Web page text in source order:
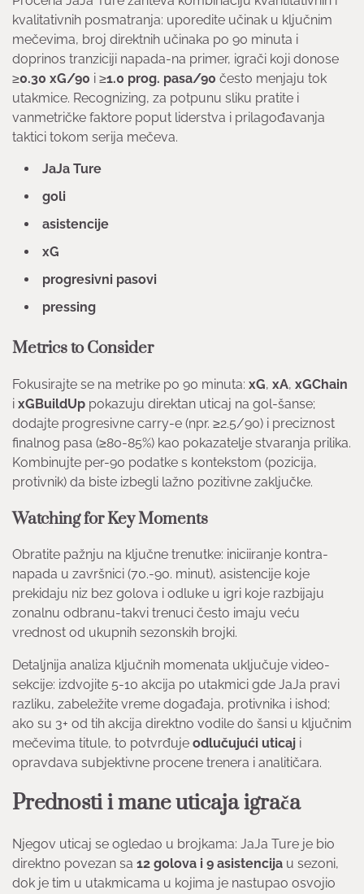
kvalitativnih posmatranja: uporedite učinak u ključnim
mečevima, broj direktnih učinaka po 90 minuta i
doprinos tranziciji napada-na primer, igrači koji donose
≥0.30 xG/90 i ≥1.0 prog. pasa/90 često menjaju tok
utakmice. Recognizing, za potpunu sliku pratite i
vanmetričke faktore poput liderstva i prilagođavanja
taktici tokom serija mečeva.
JaJa Ture
goli
asistencije
xG
progresivni pasovi
pressing
Metrics to Consider
Fokusirajte se na metrike po 90 minuta: xG, xA, xGChain
i xGBuildUp pokazuju direktan uticaj na gol-šanse;
dodajte progresivne carry-e (npr. ≥2.5/90) i preciznost
finalnog pasа (≥80-85%) kao pokazatelje stvaranja prilika.
Kombinujte per-90 podatke s kontekstom (pozicija,
protivnik) da biste izbegli lažno pozitivne zaključke.
Watching for Key Moments
Obratite pažnju na ključne trenutke: iniciiranje kontra-
napada u završnici (70.-90. minut), asistencije koje
prekidaju niz bez golova i odluke u igri koje razbijaju
zonalnu odbranu-takvi trenuci često imaju veću
vrednost od ukupnih sezonskih brojki.
Detaljnija analiza ključnih momenata uključuje video-
sekcije: izdvojite 5-10 akcija po utakmici gde JaJa pravi
razliku, zabeležite vreme događaja, protivnika i ishod;
ako su 3+ od tih akcija direktno vodile do šansi u ključnim
mečevima titule, to potvrđuje odlučujući uticaj i
opravdava subjektivne procene trenera i analitičara.
Prednosti i mane uticaja igrača
Njegov uticaj se ogledao u brojkama: JaJa Ture je bio
direktno povezan sa 12 golova i 9 asistencija u sezoni,
dok je tim u utakmicama u kojima je nastupao osvojio